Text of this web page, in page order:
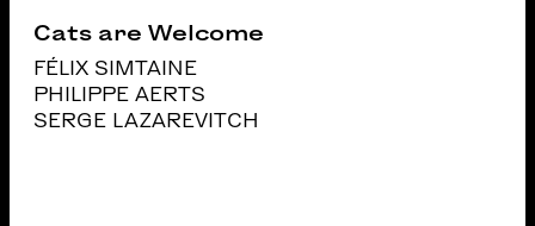
Cats are Welcome
FÉLIX SIMTAINE
PHILIPPE AERTS
SERGE LAZAREVITCH